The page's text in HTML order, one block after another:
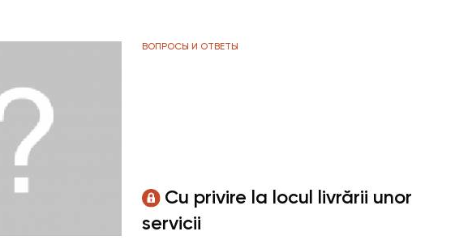
ВОПРОСЫ И ОТВЕТЫ
Cu privire la locul livrării unor
servicii